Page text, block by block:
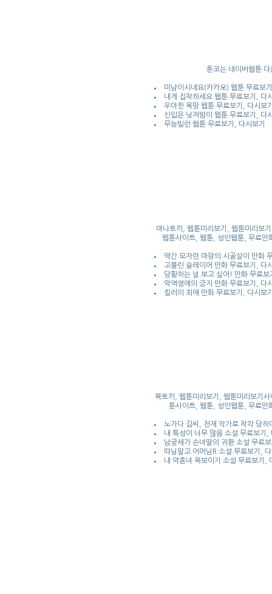
툰코는 네이버웹툰
미남이시네요(카카오) 웹툰 무료보
내게 집착하세요 웹툰 무료보기, 다
우아한 욕망 웹툰 무료보기, 다시보
신입은 낮져밤이 웹툰 무료보기, 다
무능빌런 웹툰 무료보기, 다시보기
마나토끼, 웹툰미리보기, 웹툰미리보
웹툰사이트, 웹툰, 성인웹툰, 무료
약간 모자란 마왕의 시골살이 만화
고블린 슬레이어 만화 무료보기, 다
당황하는 널 보고 싶어! 만화 무료보
악역영애의 긍지 만화 무료보기, 다
킬러의 최애 만화 무료보기, 다시보
북토끼, 웹툰미리보기, 웹툰미리보기
툰사이트, 웹툰, 성인웹툰, 무료만
노가다 김씨, 천재 작가로 착각 당하
내 특성이 너무 많음 소설 무료보기,
남궁세가 손녀딸의 귀환 소설 무료
따님말고 어머님R 소설 무료보기,
내 약혼녀 욕보이기 소설 무료보기,